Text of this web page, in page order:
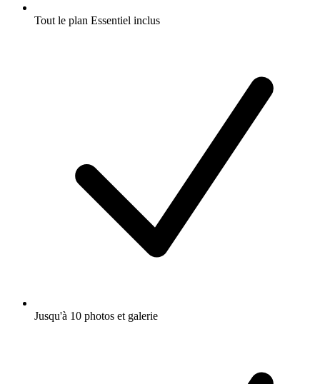
Tout le plan Essentiel inclus
Jusqu'à 10 photos et galerie